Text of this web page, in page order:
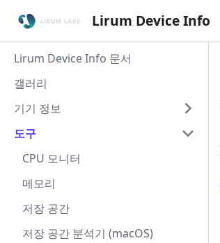
Lirum Device Info
Lirum Device Info 문서
갤러리
기기 정보
도구
CPU 모니터
메모리
저장 공간
저장 공간 분석기 (macOS)